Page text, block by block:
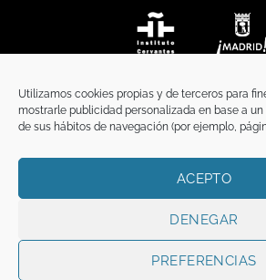
Utilizamos cookies propias y de terceros para
mostrarle publicidad personalizada en base a
de sus hábitos de navegación (por ejemplo,
ACEPTO
DENEGAR
PREFERENCIAS
TÉRMINOS Y
Copyright 2026 ©FunciFUNCI es titular de los
intelectual e industrial de este sitio web, y es